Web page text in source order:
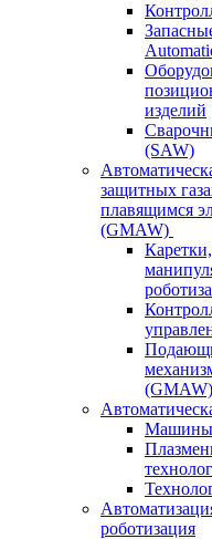
изделий
(SAW)
защитных
плавящимся
(GMAW)
Каретки,
(GMAW)
Машины
роботизация